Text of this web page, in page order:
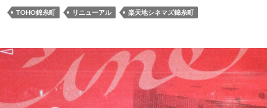
t
e
r
e
e
o
o
i
i
k
d
z
n
i
s
i
e
a
TOHO錦糸町 リニューアル 楽天地シネマズ錦糸町